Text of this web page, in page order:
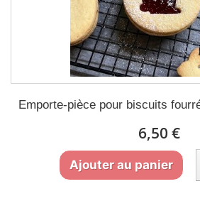
Emporte-pièce pour biscuits
6,50 €
Ajouter au panier